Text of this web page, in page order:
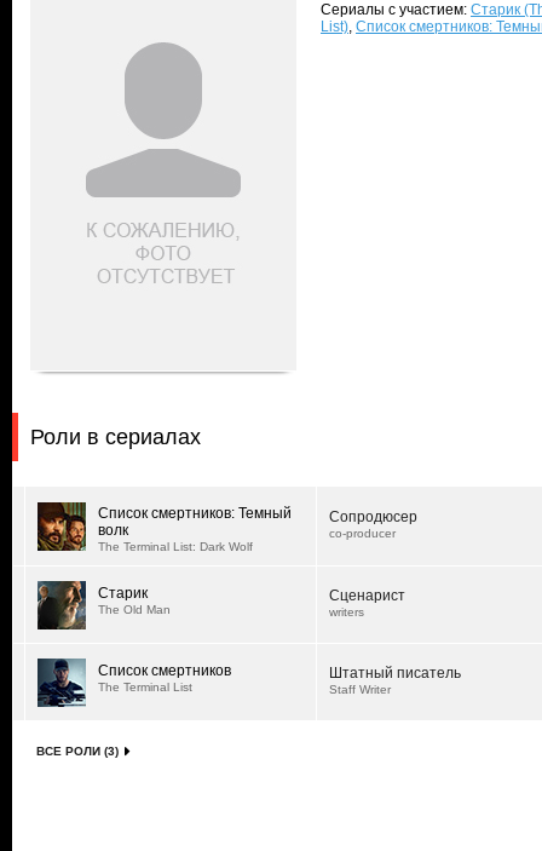
Сериалы с участием: Старик
List), Список смертников:
Роли в сериалах
Список смертников: Темный
волк
The Terminal List: Dark Wolf
Сопродюсер
co-producer
Старик
The Old Man
Сценарист
writers
Список смертников
The Terminal List
Штатный писатель
Staff Writer
ВСЕ РОЛИ (3)